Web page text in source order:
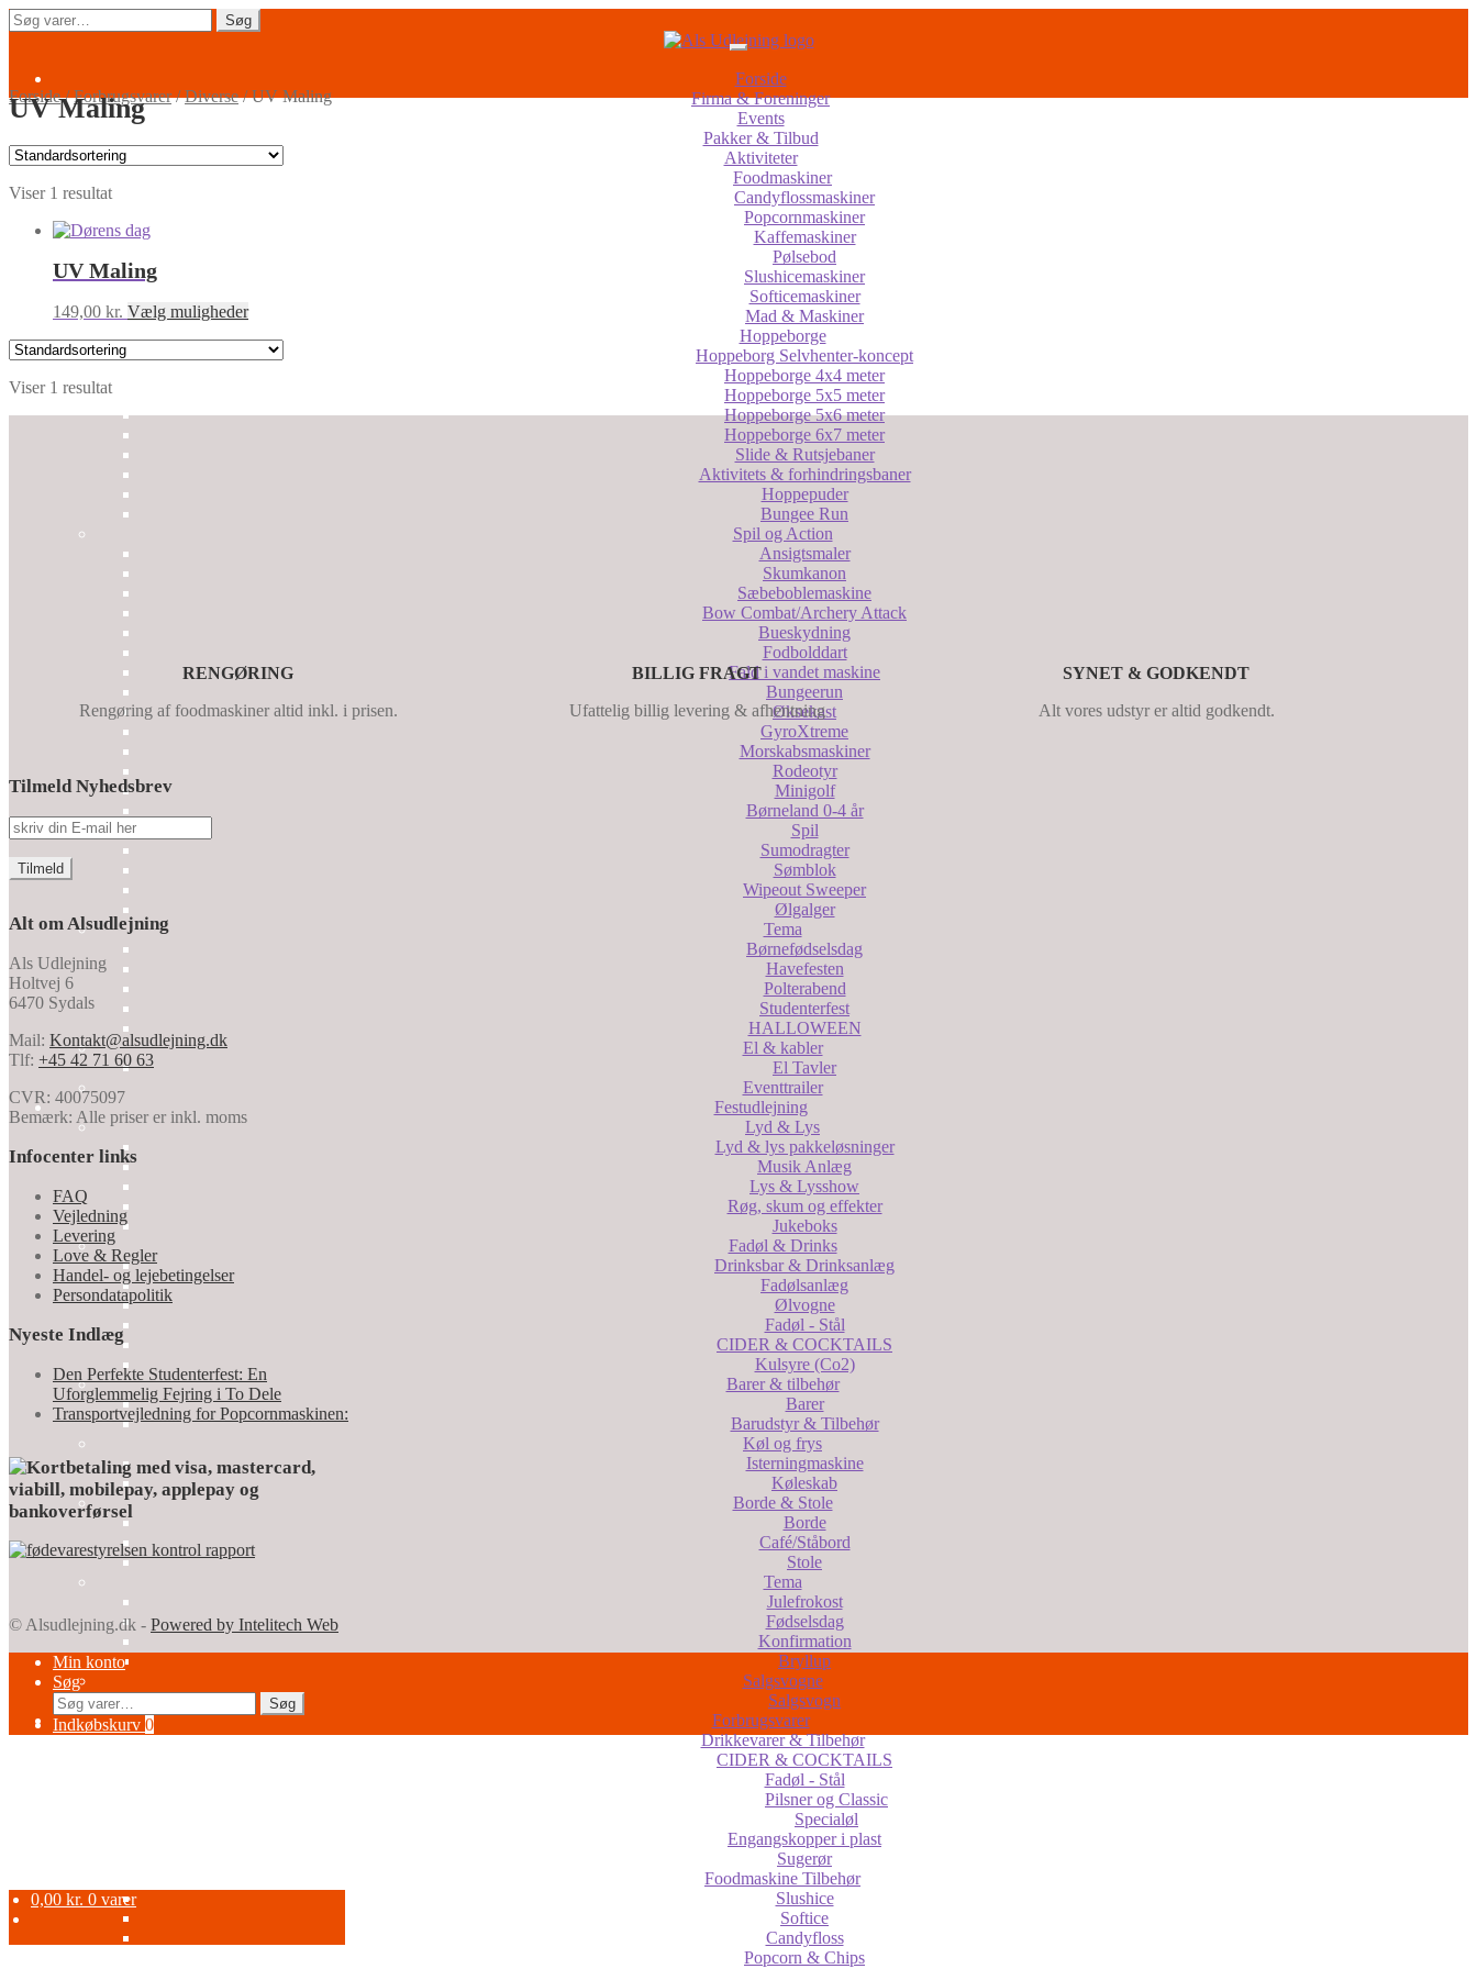
Spring
til
Spring
til
Søg
efter:
Søg
Forside
Firma & Foreninger
Events
Pakker & Tilbud
Aktiviteter
Foodmaskiner
Candyflossmaskiner
Popcornmaskiner
Kaffemaskiner
Pølsebod
Slushicemaskiner
Softicemaskiner
Mad & Maskiner
Hoppeborge
Hoppeborg Selvhenter-koncept
Hoppeborge 4x4 meter
Hoppeborge 5x5 meter
Hoppeborge 5x6 meter
Hoppeborge 6x7 meter
Slide & Rutsjebaner
Aktivitets & forhindringsbaner
Hoppepuder
Bungee Run
Spil og Action
Ansigtsmaler
Skumkanon
Sæbeboblemaskine
Bow Combat/Archery Attack
Bueskydning
Fodbolddart
Fald i vandet maskine
Bungeerun
Øksekast
GyroXtreme
Morskabsmaskiner
Rodeotyr
Minigolf
Børneland 0-4 år
Spil
Sumodragter
Sømblok
Wipeout Sweeper
Ølgalger
Tema
Børnefødselsdag
Havefesten
Polterabend
Studenterfest
HALLOWEEN
El & kabler
El Tavler
Eventtrailer
Festudlejning
Lyd & Lys
Lyd & lys pakkeløsninger
Musik Anlæg
Lys & Lysshow
Røg, skum og effekter
Jukeboks
Fadøl & Drinks
Drinksbar & Drinksanlæg
Fadølsanlæg
Ølvogne
Fadøl - Stål
CIDER & COCKTAILS
Kulsyre (Co2)
Barer & tilbehør
Barer
Barudstyr & Tilbehør
Køl og frys
Isterningmaskine
Køleskab
Borde & Stole
Borde
Café/Ståbord
Stole
Tema
Julefrokost
Fødselsdag
Konfirmation
Bryllup
Salgsvogne
Salgsvogn
Forbrugsvarer
Drikkevarer & Tilbehør
CIDER & COCKTAILS
Fadøl - Stål
Pilsner og Classic
Specialøl
Engangskopper i plast
Sugerør
Foodmaskine Tilbehør
Slushice
Softice
Candyfloss
Popcorn & Chips
0,00 kr. 0 varer
Forside/Forbrugsvarer/Diverse/UV Maling
UV Maling
Viser 1 resultat
UV Maling
149,00 kr. Vælg mulighederDette
har
Viser 1 resultat
RENGØRING
Rengøring af foodmaskiner altid inkl. i prisen.
BILLIG FRAGT
Ufattelig billig levering & afhentning
SYNET & GODKENDT
Alt vores udstyr er altid godkendt.
Tilmeld Nyhedsbrev
Alt om Alsudlejning
Als Udlejning
Holtvej 6
6470 Sydals
Mail: Kontakt@alsudlejning.dk
Tlf: +45 42 71 60 63
CVR: 40075097
Bemærk: Alle priser er inkl. moms
Infocenter links
FAQ
Vejledning
Levering
Love & Regler
Handel- og lejebetingelser
Persondatapolitik
Nyeste Indlæg
Den Perfekte Studenterfest: En
Uforglemmelig Fejring i To Dele
Transportvejledning for Popcornmaskinen:
© Alsudlejning.dk - Powered by Intelitech Web
Min konto
Søg
Søg
efter:
Søg
Indkøbskurv 0